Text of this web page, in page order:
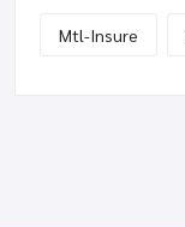
Mtl-Insure